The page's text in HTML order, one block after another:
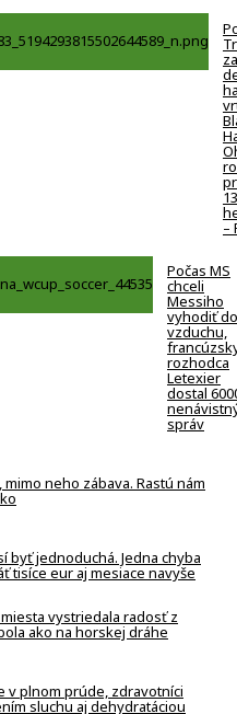
–
Počas MS
chceli
Messiho
vyhodiť do
vzduchu,
rozhodca
Letexier
dostal
správ
neho zábava. Rastú nám
byť jednoduchá. Jedna chyba
tisíce eur aj mesiace navyše
vystriedala radosť z
ako na horskej dráhe
v plnom prúde, zdravotníci
sluchu aj dehydratáciou